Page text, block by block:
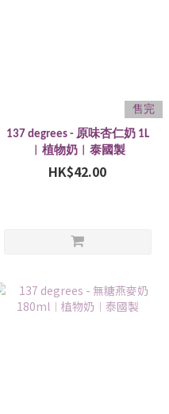
售完
137 degrees - 原味杏仁奶 1L
︱植物奶︱泰國製
HK$42.00